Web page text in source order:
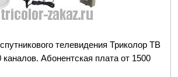
телевидения Триколор ТВ
Абонентская плата от 1500